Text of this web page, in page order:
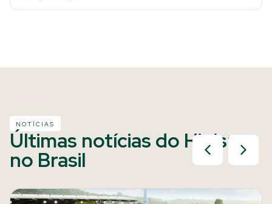
NOTÍCIAS
Últimas notícias do Hipismo
no Brasil